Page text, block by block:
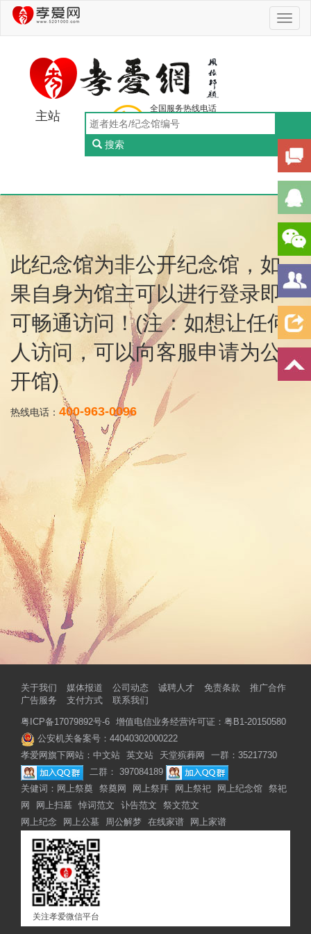
主站
搜索
全国服务热线电话
0756-5505888
工作日：9:00-18:00（周一至周五）
此纪念馆为非公开纪念馆，如
果自身为馆主可以进行登录即
可畅通访问！(注：如想让任何
人访问，可以向客服申请为公
开馆)
热线电话： 400-963-0096
关于我们 媒体报道 公司动态 诚聘人才 免责条款
推广合作
广告服务
支付方式 联系我们
粤ICP备17079892号-6 增值电信业务经营许可证：粤B1-20150580
公安机关备案号：44040302000222
孝爱网旗下网站： 中文站 英文站 天堂殡葬网
一群：35217730
二群： 397084189
关健词： 网上祭奠 祭奠网 网上祭拜 网上祭祀 网上纪念馆 祭祀
网
网上扫墓 悼词范文 讣告范文
祭文范文
网上纪念
网上公墓 周公解梦 在线家谱 网上家谱
关注孝爱微信平台